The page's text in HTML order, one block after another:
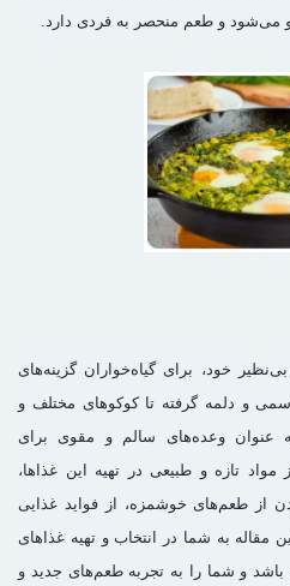
می‌شود و طعم منحصر به فردی دارد.
خود، برای گیاه‌خواران گزینه‌های
و دلمه گرفته تا کوکوهای مختلف و
عنوان وعده‌های سالم و مقوی برای
تازه و طبیعی در تهیه این غذاها،
از طعم‌های خوشمزه، از فواید غذایی
مقاله به شما در انتخاب و تهیه غذاهای
و شما را به تجربه طعم‌های جدید و